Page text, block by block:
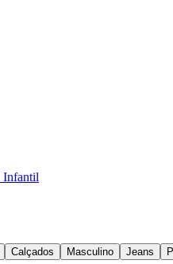
Infantil
Calçados Masculino Jeans